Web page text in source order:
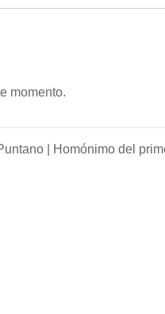
momento.
| Homónimo del